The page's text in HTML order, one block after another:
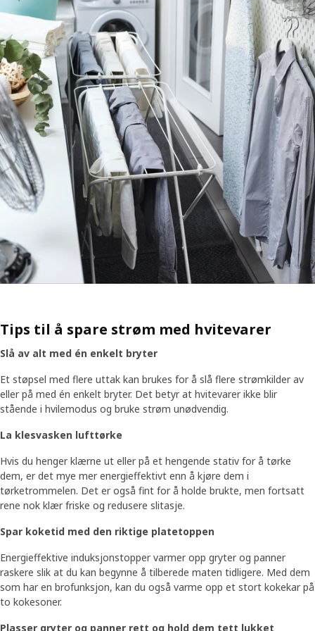
Tips til å spare strøm med hvitevarer
Slå av alt med én enkelt bryter
Et støpsel med flere uttak kan brukes for å slå flere strømkilder av
eller på med én enkelt bryter. Det betyr at hvitevarer ikke blir
stående i hvilemodus og bruke strøm unødvendig.
La klesvasken lufttørke
Hvis du henger klærne ut eller på et hengende stativ for å tørke
dem, er det mye mer energieffektivt enn å kjøre dem i
tørketrommelen. Det er også fint for å holde brukte, men fortsatt
rene nok klær friske og redusere slitasje.
Spar koketid med den riktige platetoppen
Energieffektive induksjonstopper varmer opp gryter og panner
raskere slik at du kan begynne å tilberede maten tidligere. Med dem
som har en brofunksjon, kan du også varme opp et stort kokekar på
to kokesoner.
Plasser gryter og panner rett og hold dem tett lukket